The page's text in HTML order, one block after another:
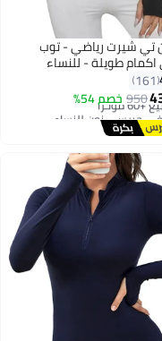
تي شيرت رياضي - توب
طويلة - للنساء
161
950 خصم 54%
مجاني
مؤخرًا